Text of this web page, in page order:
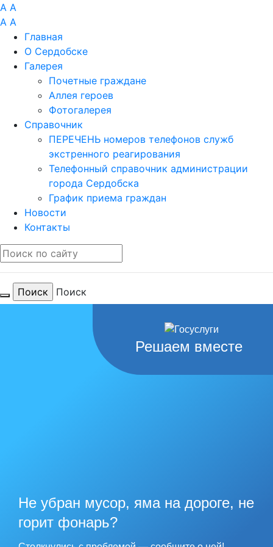
A A
A A
Главная
О Сердобске
Галерея
Почетные граждане
Аллея героев
Фотогалерея
Справочник
ПЕРЕЧЕНЬ номеров телефонов служб
экстренного реагирования
Телефонный справочник администрации
города Сердобска
График приема граждан
Новости
Контакты
Поиск
Решаем вместе
Не убран мусор, яма на дороге, не
горит фонарь?
Для тебя
рекорды